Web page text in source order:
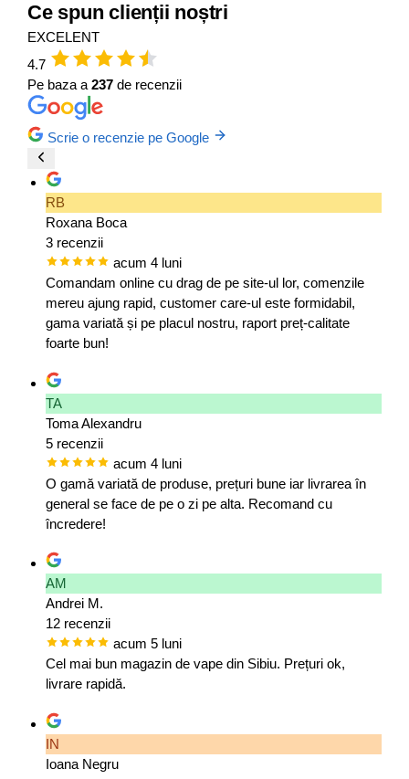
Ce spun clienții noștri
EXCELENT
4.7
Pe baza a237 de recenzii
Scrie o recenzie pe Google
RB
Roxana Boca
3 recenzii
acum 4 luni
Comandam online cu drag de pe site-ul lor, comenzile
mereu ajung rapid, customer care-ul este formidabil,
gama variată și pe placul nostru, raport preț-calitate
foarte bun!
TA
Toma Alexandru
5 recenzii
acum 4 luni
O gamă variată de produse, prețuri bune iar livrarea în
general se face de pe o zi pe alta. Recomand cu
încredere!
AM
Andrei M.
12 recenzii
acum 5 luni
Cel mai bun magazin de vape din Sibiu. Prețuri ok,
livrare rapidă.
IN
Ioana Negru